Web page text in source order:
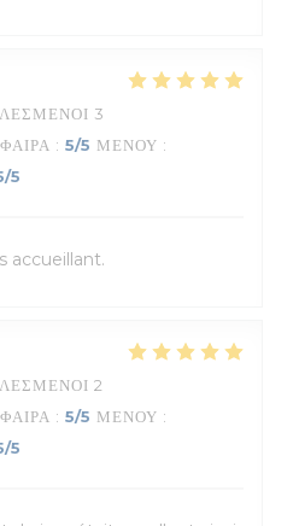
3
: 5/5 ΜΕΝΟΎ :
/5
accueillant.
2
: 5/5 ΜΕΝΟΎ :
/5